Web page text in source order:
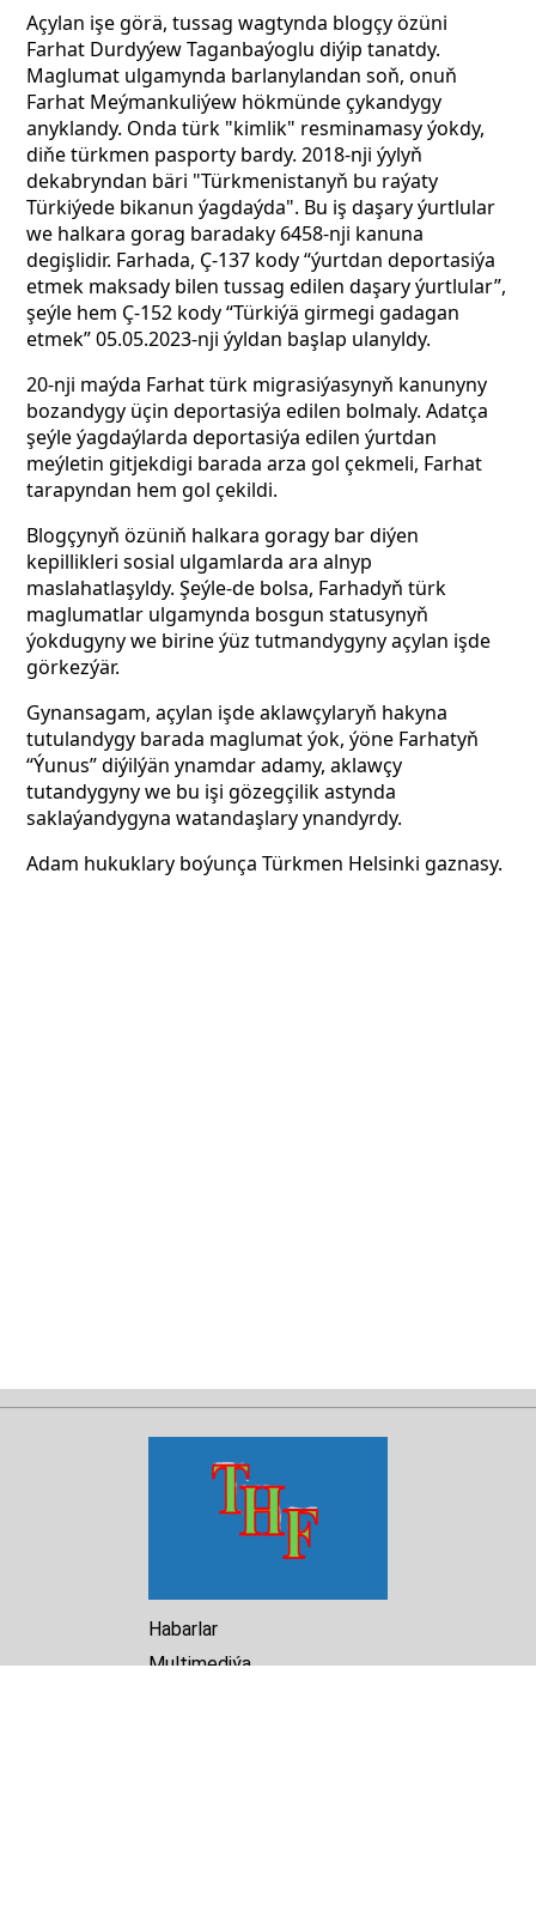
Açylan işe görä, tussag wagtynda blogçy özüni
Farhat Durdyýew Taganbaýoglu diýip tanatdy.
Maglumat ulgamynda barlanylandan soň, onuň
Farhat Meýmankuliýew hökmünde çykandygy
anyklandy. Onda türk "kimlik" resminamasy ýokdy,
diňe türkmen pasporty bardy. 2018-nji ýylyň
dekabryndan bäri "Türkmenistanyň bu raýaty
Türkiýede bikanun ýagdaýda". Bu iş daşary ýurtlular
we halkara gorag baradaky 6458-nji kanuna
degişlidir. Farhada, Ç-137 kody “ýurtdan deportasiýa
etmek maksady bilen tussag edilen daşary ýurtlular”,
şeýle hem Ç-152 kody “Türkiýä girmegi gadagan
etmek” 05.05.2023-nji ýyldan başlap ulanyldy.
20-nji maýda Farhat türk migrasiýasynyň kanunyny
bozandygy üçin deportasiýa edilen bolmaly. Adatça
şeýle ýagdaýlarda deportasiýa edilen ýurtdan
meýletin gitjekdigi barada arza gol çekmeli, Farhat
tarapyndan hem gol çekildi.
Blogçynyň özüniň halkara goragy bar diýen
kepillikleri sosial ulgamlarda ara alnyp
maslahatlaşyldy. Şeýle-de bolsa, Farhadyň türk
maglumatlar ulgamynda bosgun statusynyň
ýokdugyny we birine ýüz tutmandygyny açylan işde
görkezýär.
Gynansagam, açylan işde aklawçylaryň hakyna
tutulandygy barada maglumat ýok, ýöne Farhatyň
“Ýunus” diýilýän ynamdar adamy, aklawçy
tutandygyny we bu işi gözegçilik astynda
saklaýandygyna watandaşlary ynandyrdy.
Adam hukuklary boýunça Türkmen Helsinki gaznasy.
Habarlar
Multimediýa